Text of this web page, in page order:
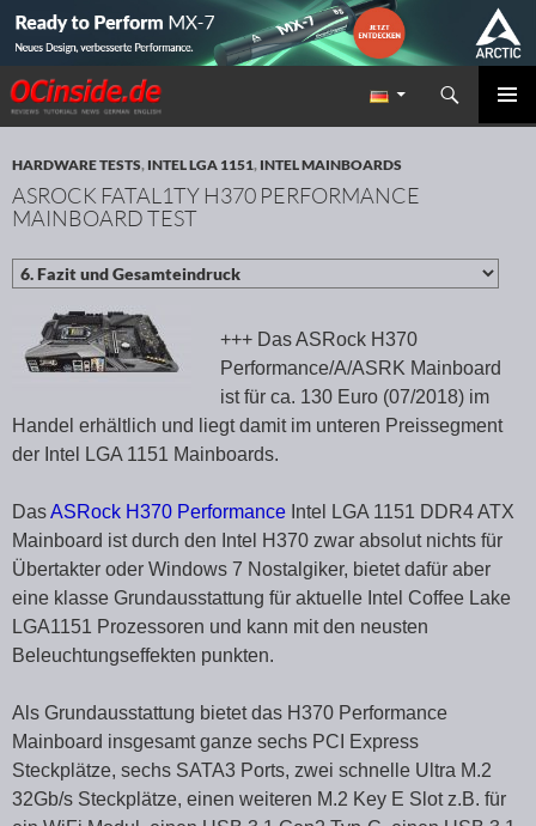
Redaktion ocinside.de PC Hardware Portal
Suchen
ZUM INHALT SPRINGEN
HARDWARE TESTS, INTEL LGA 1151, INTEL MAINBOARDS
ASROCK FATAL1TY H370 PERFORMANCE
MAINBOARD TEST
+++ Das ASRock H370
Performance/A/ASRK Mainboard
ist für ca. 130 Euro (07/2018) im
Handel erhältlich und liegt damit im unteren Preissegment
der Intel LGA 1151 Mainboards.
DasASRock H370 Performance Intel LGA 1151 DDR4 ATX
Mainboard ist durch den Intel H370 zwar absolut nichts für
Übertakter oder Windows 7 Nostalgiker, bietet dafür aber
eine klasse Grundausstattung für aktuelle Intel Coffee Lake
LGA1151 Prozessoren und kann mit den neusten
Beleuchtungseffekten punkten.
Als Grundausstattung bietet das H370 Performance
Mainboard insgesamt ganze sechs PCI Express
Steckplätze, sechs SATA3 Ports, zwei schnelle Ultra M.2
32Gb/s Steckplätze, einen weiteren M.2 Key E Slot z.B. für